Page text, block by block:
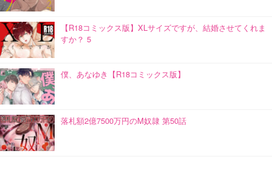
【R18コミックス版】XLサイズですが、結婚させてくれま
すか？ 5
僕、あなゆき【R18コミックス版】
落札額2億7500万円のM奴隷 第50話